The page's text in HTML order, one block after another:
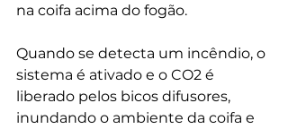
na coifa acima do fogão.
Quando se detecta um incêndio, o
sistema é ativado e o CO2 é
liberado pelos bicos difusores,
inundando o ambiente da coifa e